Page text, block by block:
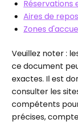
Réservations
Aires de repos
Zones
Veuillez noter :
ce document
exactes. Il est
consulter les
compétents
précises,